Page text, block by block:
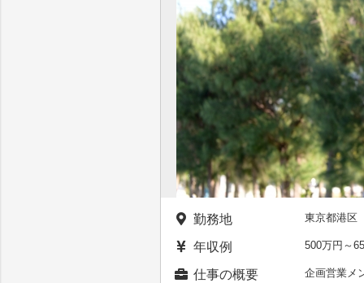
勤務地 東京都港区
年収例 500万円～
仕事の概要 企画営業メ